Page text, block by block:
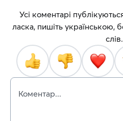
Усі коментарі
ласка, пишіть українською,
слів.
Коментар...